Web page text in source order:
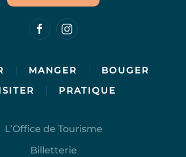
MANGER
BOUGER
PRATIQUE
L’Office de Tourisme
Billetterie